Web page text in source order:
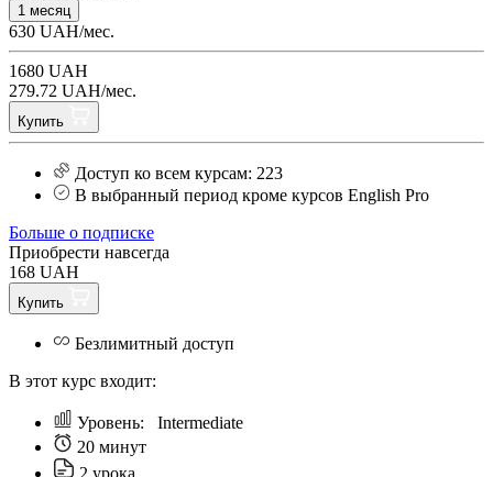
1 месяц
630 UAH/мес.
1680 UAH
279.72 UAH/мес.
Купить
Доступ ко всем курсам: 223
В выбранный период кроме курсов English Pro
Больше о подписке
Приобрести навсегда
168 UAH
Купить
Безлимитный доступ
В этот курс входит:
Уровень: Intermediate
20 минут
2 урока